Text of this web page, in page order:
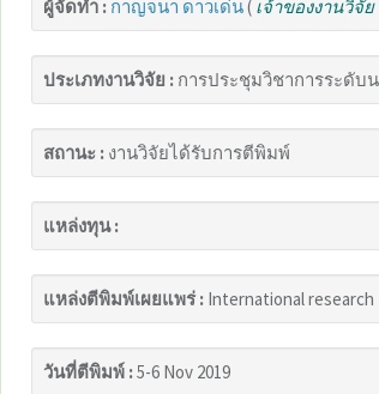
ผู้จัดทำ : กาญจนา ดาวเด่น( เจ้าของงานวิจัย
ประเภทงานวิจัย : การประชุมวิชาการระดับ
สถานะ : งานวิจัยได้รับการตีพิมพ์
แหล่งทุน :
แหล่งตีพิมพ์เผยแพร่ : International
วันที่ตีพิมพ์ :5-6 Nov 2019